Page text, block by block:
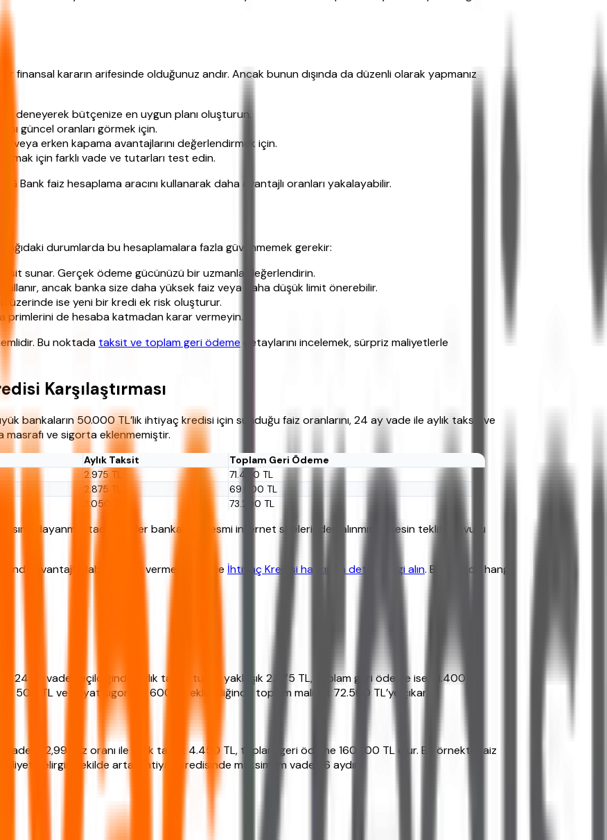
finansal kararın arifesinde olduğunuz andır. Ancak bunun dışında da düzenli olarak yapmanız
deneyerek bütçenize en uygun planı oluşturun.
güncel oranları görmek için.
veya erken kapama avantajlarını değerlendirmek için.
için farklı vade ve tutarları test edin.
Bank faiz hesaplama aracını kullanarak daha avantajlı oranları yakalayabilir.
durumlarda bu hesaplamalara fazla güvenmemek gerekir:
sunar. Gerçek ödeme gücünüzü bir uzmanla değerlendirin.
kullanır, ancak banka size daha yüksek faiz veya daha düşük limit önerebilir.
üzerinde ise yeni bir kredi ek risk oluşturur.
primlerini de hesaba katmadan karar vermeyin.
Bu noktada taksit ve toplam geri ödeme detaylarını incelemek, sürpriz maliyetlerle
Karşılaştırması
bankaların 50.000 TL’lik ihtiyaç kredisi için sunduğu faiz oranlarını, 24 ay vade ile aylık taksit ve
ve sigorta eklenmemiştir.
Aylık Taksit
Toplam Geri Ödeme
2.975 TL
71.400 TL
2.875 TL
69.000 TL
3.050 TL 73.200 TL
dayanmaktadır. Veriler bankaların resmi internet sitelerinden alınmıştır, kesin teklif başvuru
avantajlı olabilir. Karar vermeden önce İhtiyaç Kredisi hakkında detaylı bilgi alın. Bu sayede hangi
24 ay vade seçildiğinde aylık taksit tutarı yaklaşık 2.975 TL, toplam geri ödeme ise 71.400 TL
500 TL ve hayat sigortası 600 TL eklendiğinde toplam maliyet 72.500 TL’ye çıkar.
%2,99 faiz oranı ile aylık taksit 4.450 TL, toplam geri ödeme 160.200 TL olur. Bu örnekte faiz
belirgin şekilde artar. İhtiyaç kredisinde maksimum vade 36 aydır.